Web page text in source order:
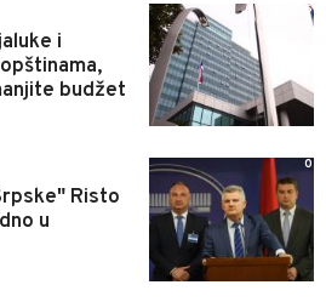
i
budžet
6
Risto
u
0